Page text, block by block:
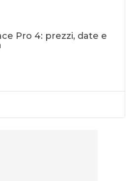
Pro 4: prezzi, date e